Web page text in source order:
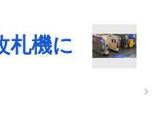
札機に